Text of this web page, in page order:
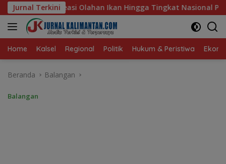
Langsung
ke
konten
Jurnal Terkini
Hingga Tingkat Nasional Pada Lomba Masak Serba Ikan
Home Kalsel Regional Politik Hukum & Peristiwa
Beranda Balangan
Balangan